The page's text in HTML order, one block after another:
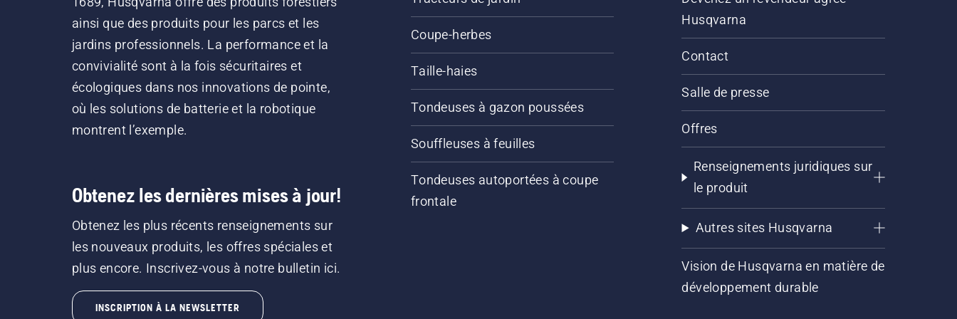
ainsi que des produits pour les parcs et les
jardins professionnels. La performance et la
convivialité sont à la fois sécuritaires et
écologiques dans nos innovations de pointe,
où les solutions de batterie et la robotique
montrent l’exemple.
Obtenez les dernières mises à jour!
Obtenez les plus récents renseignements sur
les nouveaux produits, les offres spéciales et
plus encore. Inscrivez-vous à notre bulletin ici.
INSCRIPTION À LA NEWSLETTER
Coupe-herbes
Taille-haies
Tondeuses à gazon poussées
Souffleuses à feuilles
Tondeuses autoportées à coupe
frontale
Husqvarna
Contact
Salle de presse
Offres
Renseignements juridiques sur
le produit
Autres sites Husqvarna
Vision de Husqvarna en matière de
développement durable